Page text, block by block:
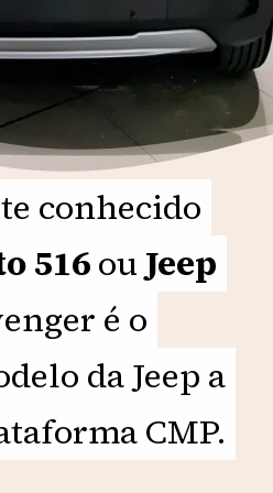
conhecido
516ouJeep
é o
da Jeep a
CMP.
conhecido
516ouJeep
é o
da Jeep a
CMP.